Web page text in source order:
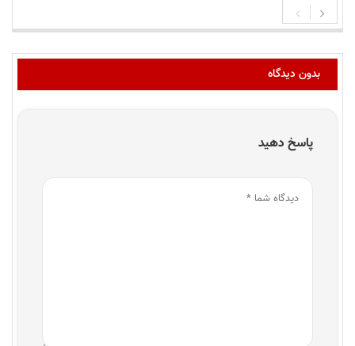
بدون دیدگاه
پاسخ دهید